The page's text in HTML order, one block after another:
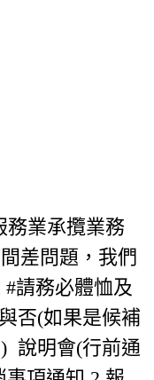
務業承攬業務
差問題，我們
請務必體恤及
否(如果是候補
說明會(行前通